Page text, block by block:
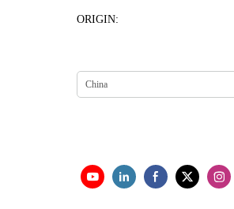
ORIGIN: